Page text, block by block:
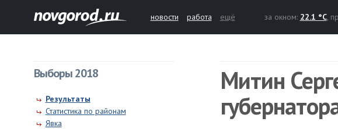
новости работа ещё за окном: 22.1 °C,
Выборы 2018
Результаты
Статистика по районам
Явка
Митин